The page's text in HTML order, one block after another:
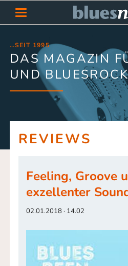
…SEIT 1995
DAS MAGAZIN
UND
REVIEWS
Feeling, Groove
exzellenter
02.01.2018 · 14.02